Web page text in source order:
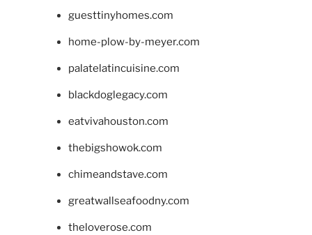
guesttinyhomes.com
home-plow-by-meyer.com
palatelatincuisine.com
blackdoglegacy.com
eatvivahouston.com
thebigshowok.com
chimeandstave.com
greatwallseafoodny.com
theloverose.com